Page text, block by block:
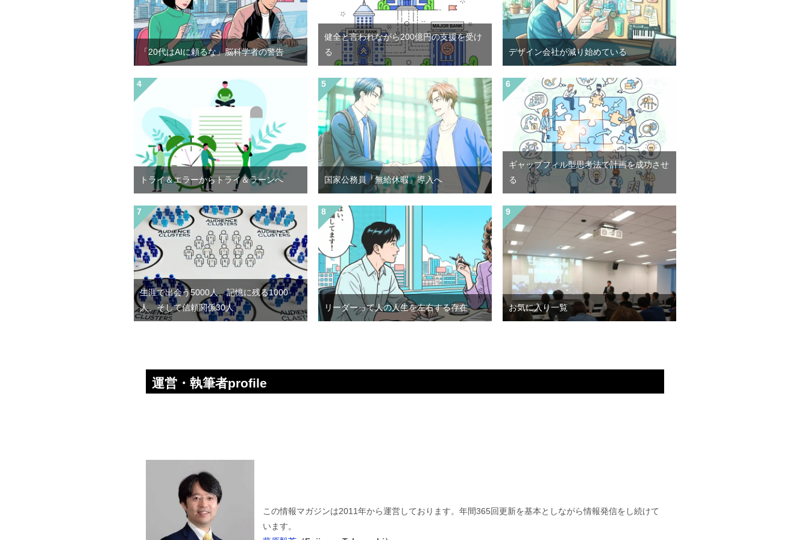
「20代はAIに頼るな」脳科学者の警告
健全と言われながら200億円の支援を受け
る
デザイン会社が減り始めている
トライ＆エラーからトライ＆ラーンへ 国家公務員「無給休暇」導入へ
ギャップフィル型思考法で計画を成功させ
る
生涯で出会う5000人、記憶に残る1000
人、そして信頼関係30人
リーダーって人の人生を左右する存在 お気に入り一覧
運営・執筆者profile
この情報マガジンは2011年から運営しております。年間365回更新を基本としながら情報発信をし続けて
います。